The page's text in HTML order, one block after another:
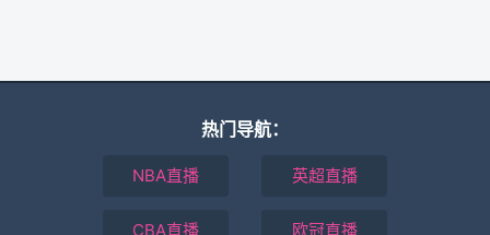
热门导航：
NBA直播 英超直播
CBA直播 欧冠直播